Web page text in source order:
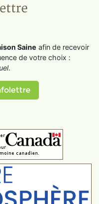
Saine afin de recevoir
de votre choix :
.